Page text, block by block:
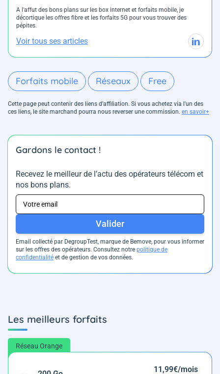
A l'affut des bons plans sur les box internet et forfaits mobile, je
décortique les offres fibre et les forfaits 5G pour vous trouver des
pépites.
Voir tous ses articles
Forfaits mobile Réseaux Free
Cette page peut contenir des liens d’affiliation. Si vous achetez via l'un des
ces liens, le site marchand pourra nous reverser une commission. en savoir+
Gardons le contact !
Recevez le meilleur de l’actu des opérateurs télécom et
nos bons plans.
Valider
Email collecté par DegroupTest, marque de Bemove, pour vous informer
sur les offres des opérateurs. Consultez notre politique de
confidentialité et de gestion de vos données.
Les meilleurs forfaits
Réseau Orange
11,99€/mois